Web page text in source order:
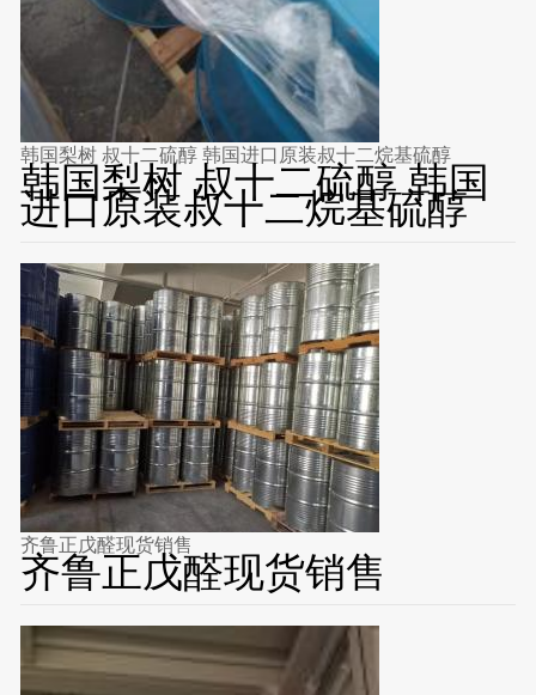
韩国梨树 叔十二硫醇 韩国进口原装叔十二烷基硫醇
韩国梨树 叔十二硫醇 韩国
进口原装叔十二烷基硫醇
齐鲁正戊醛现货销售
齐鲁正戊醛现货销售